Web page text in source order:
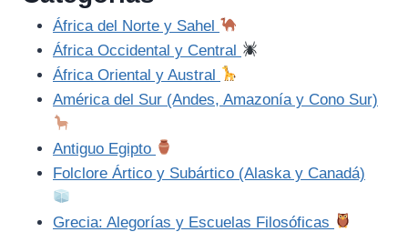
África del Norte y Sahel
África Occidental y Central
África Oriental y Austral
América del Sur (Andes, Amazonía y Cono Sur)
Antiguo Egipto
Folclore Ártico y Subártico (Alaska y Canadá)
Grecia: Alegorías y Escuelas Filosóficas